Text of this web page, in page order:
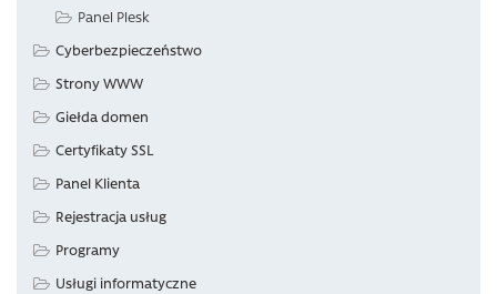
Panel Plesk
Cyberbezpieczeństwo
Strony WWW
Giełda domen
Certyfikaty SSL
Panel Klienta
Rejestracja usług
Programy
Usługi informatyczne